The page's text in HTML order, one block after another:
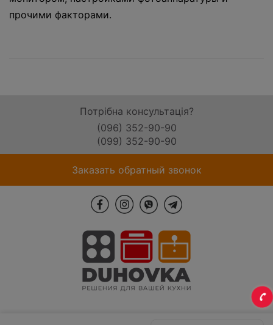
прочими факторами.
Потрібна консультація?
(096) 352-90-90
(099) 352-90-90
Заказать обратный звонок